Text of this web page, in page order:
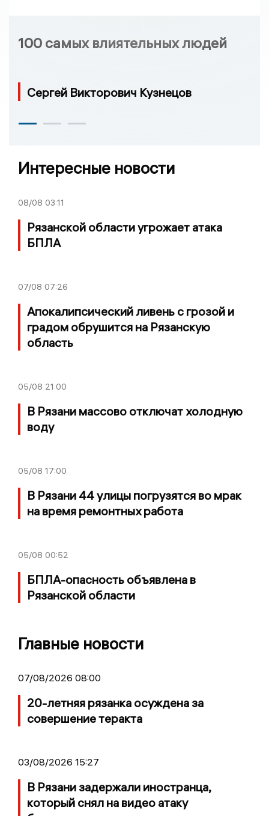
100 самых влиятельных людей
Сергей Викторович Кузнецов
Интересные новости
08/08 03:11
Рязанской области угрожает атака
БПЛА
07/08 07:26
Апокалипсический ливень с грозой и
градом обрушится на Рязанскую
область
05/08 21:00
В Рязани массово отключат холодную
воду
05/08 17:00
В Рязани 44 улицы погрузятся во мрак
на время ремонтных работа
05/08 00:52
БПЛА-опасность объявлена в
Рязанской области
Главные новости
07/08/2026 08:00
20-летняя рязанка осуждена за
совершение теракта
03/08/2026 15:27
В Рязани задержали иностранца,
который снял на видео атаку